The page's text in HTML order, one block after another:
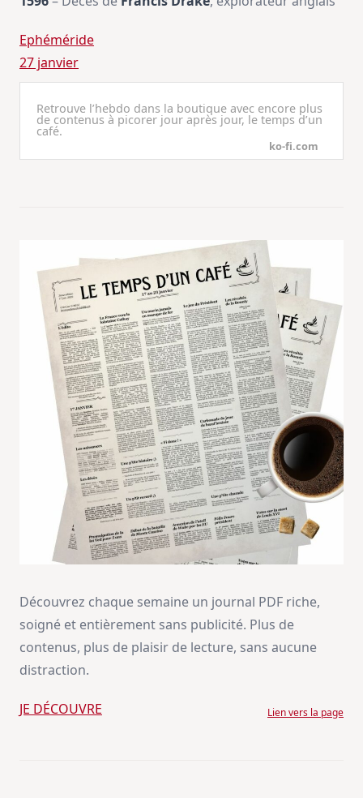
Ephéméride
27 janvier
Retrouve l’hebdo dans la boutique avec encore plus
de contenus à picorer jour après jour, le temps d’un
café.
ko-fi.com
Découvrez chaque semaine un journal PDF riche,
soigné et entièrement sans publicité. Plus de
contenus, plus de plaisir de lecture, sans aucune
distraction.
JE DÉCOUVRE Lien vers la page